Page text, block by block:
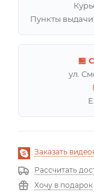
Пункты выдачи
🏪
ул.
Заказать
Рассчитать
Хочу в подарок